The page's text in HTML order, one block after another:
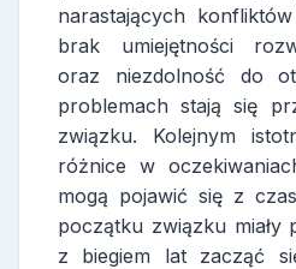
narastających
brak umiejętności
oraz niezdolność do
problemach stają się
związku. Kolejnym
różnice w
mogą pojawić się z
początku związku miały
z biegiem lat zacząć